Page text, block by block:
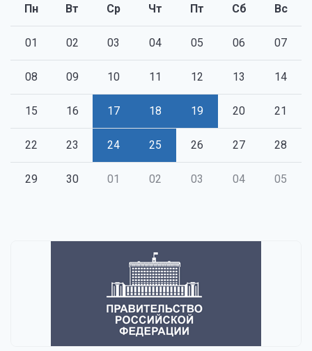
Пн Вт Ср Чт Пт Сб Вс
01 02 03 04 05 06 07
08 09 10 11 12 13 14
15 16 17 18 19 20 21
22 23 24 25 26 27 28
29 30 01 02 03 04 05